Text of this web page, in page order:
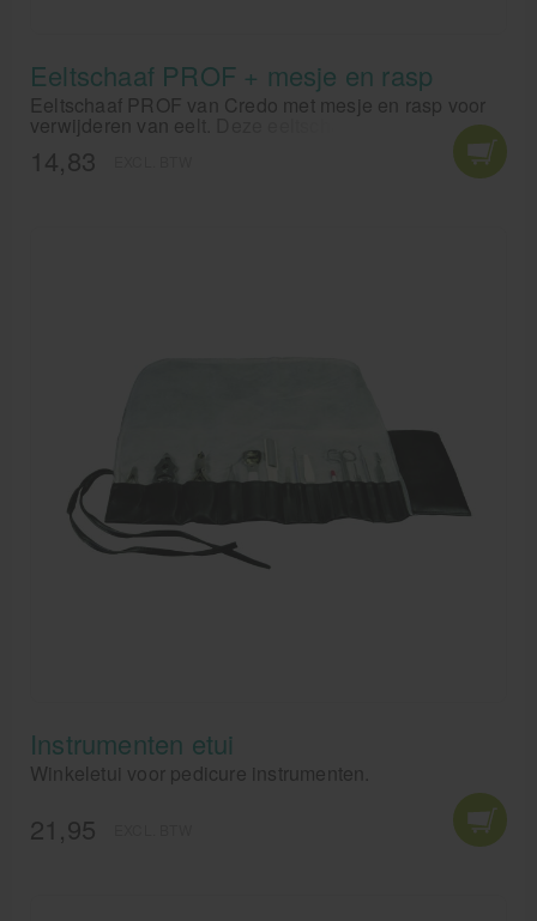
Eeltschaaf PROF + mesje en rasp
Eeltschaaf PROF van Credo met mesje en rasp voor
verwijderen van eelt. Deze eeltschaaf is ideaal
voorgebruik in de studio of salon.
14,83
Instrumenten etui
Winkeletui voor pedicure instrumenten.
21,95